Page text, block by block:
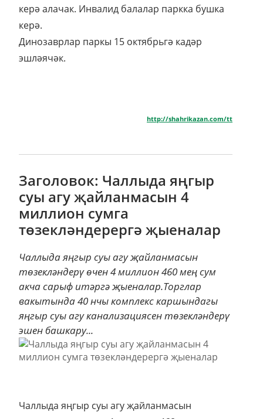
керә алачак. Инвалид балалар паркка бушка
керә.
Динозаврлар паркы 15 октябрьгә кадәр
эшләячәк.
http://shahrikazan.com/tt
Заголовок: Чаллыда яңгыр
суы агу җайланмасын 4
миллион сумга
төзекләндерергә җыеналар
Чаллыда яңгыр суы агу җайланмасын
төзекләндерү өчен 4 миллион 460 мең сум
акча сарыф итәргә җыеналар.Торглар
вакытында 40 нчы комплекс каршындагы
яңгыр суы агу канализациясен төзекләндерү
эшен башкару...
Чаллыда яңгыр суы агу җайланмасын